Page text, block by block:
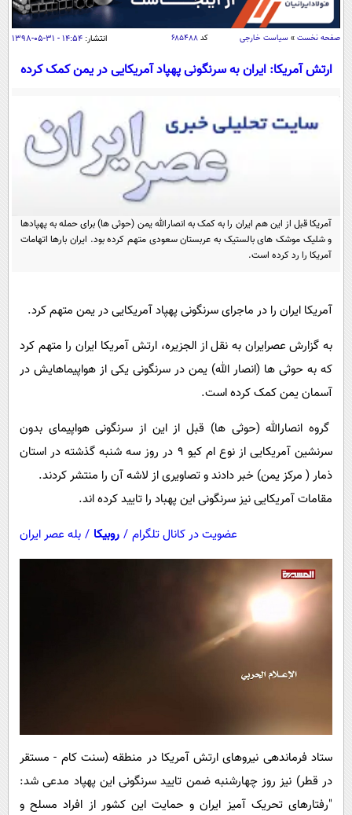
سیاسی
اقتصاد
یک برش دانایی
سفر و تفریح
علم و دانش
علمی
گوناگون
سرگرمی
مجله تصویری سلاح
فیلم
حوادث
محیط زیست
سلامت
فرهنگی
بین الملل
صفحه نخست » سیاست خارجی کد ۶۸۵۴۸۸ انتشار: ۱۴:۵۴ - ۳۱-۰۵-۱۳۹۸
ارتش آمریکا: ایران به سرنگونی پهپاد آمریکایی در یمن کمک کرده
آمریکا قبل از این هم ایران را به کمک به انصارالله یمن (حوثی ها) برای حمله به پهپادها
و شلیک موشک های بالستیک به عربستان سعودی متهم کرده بود. ایران بارها اتهامات
آمریکا را رد کرده است.
آمریکا ایران را در ماجرای سرنگونی پهپاد آمریکایی در یمن متهم کرد.
به گزارش عصرایران به نقل از الجزیره، ارتش آمریکا ایران را متهم کرد
که به حوثی ها (انصار الله) یمن در سرنگونی یکی از هواپیماهایش در
آسمان یمن کمک کرده است.
گروه انصارالله (حوثی ها) قبل از این از سرنگونی هواپیمای بدون
سرنشین آمریکایی از نوع ام کیو 9 در روز سه شنبه گذشته در استان
ذمار ( مرکز یمن) خبر دادند و تصاویری از لاشه آن را منتشر کردند.
مقامات آمریکایی نیز سرنگونی این پهباد را تایید کرده اند.
عضویت در کانال تلگرام / روبیکا / بله عصر ایران
ستاد فرماندهی نیروهای ارتش آمریکا در منطقه (سنت کام - مستقر
در قطر) نیز روز چهارشنبه ضمن تایید سرنگونی این پهپاد مدعی شد:
"رفتارهای تحریک آمیز ایران و حمایت این کشور از افراد مسلح و